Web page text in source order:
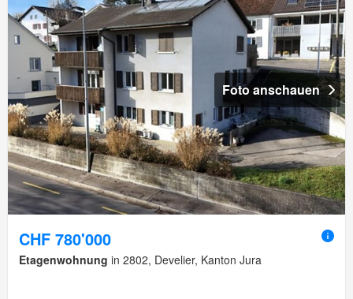
Foto anschauen
CHF 780'000
Etagenwohnung in 2802, Develier, Kanton Jura